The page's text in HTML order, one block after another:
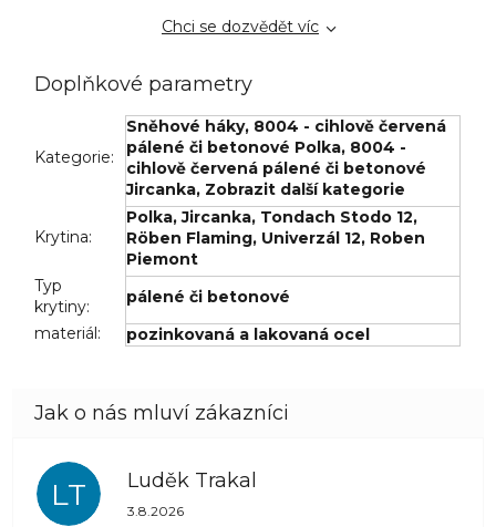
Chci se dozvědět víc
Doplňkové parametry
Kategorie:
Sněhové háky, 8004 - cihlově červená
pálené či betonové Polka, 8004 -
cihlově červená pálené či betonové
Jircanka, Zobrazit další kategorie
Krytina:
Polka,Jircanka, Tondach Stodo 12,
Röben Flaming, Univerzál 12, Roben
Piemont
Typ
krytiny:
pálené či betonové
materiál: pozinkovaná a lakovaná ocel
LT Luděk Trakal
Hodnocení obchodu je 5 z 5 hvězdiček.
3.8.2026